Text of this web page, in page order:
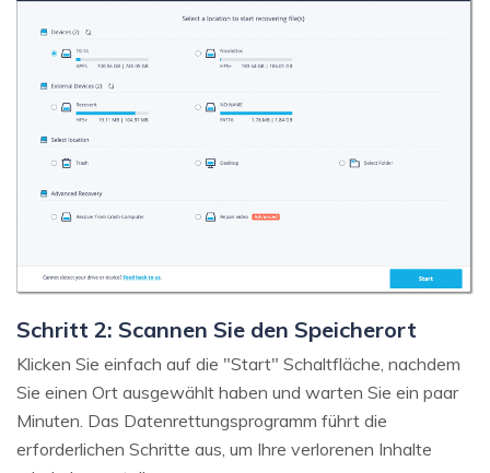
Schritt 2: Scannen Sie den Speicherort
Klicken Sie einfach auf die "Start" Schaltfläche, nachdem
Sie einen Ort ausgewählt haben und warten Sie ein paar
Minuten. Das Datenrettungsprogramm führt die
erforderlichen Schritte aus, um Ihre verlorenen Inhalte